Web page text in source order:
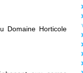
Domaine Horticole